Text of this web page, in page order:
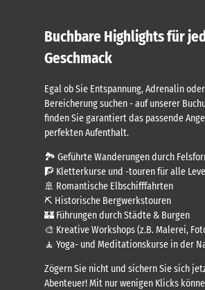
Buchbare Highlights für
Geschmack
Egal ob Sie Entspannung, Adrenalin
Bereicherung suchen - auf unserer
finden Sie garantiert das passende
perfekten Aufenthalt.
🏞️ Geführte Wanderungen durch
🧗 Kletterkurse und -touren für alle
🚢 Romantische Elbschifffahrten
⛏️ Historische Bergwerkstouren
🏰 Führungen durch Städte & Burgen
🎨 Kreative Workshops (z.B. Malerei,
🧘 Yoga- und Meditationskurse in der
Zögern Sie nicht und sichern Sie sich
Abenteuer! Mit nur wenigen Klicks